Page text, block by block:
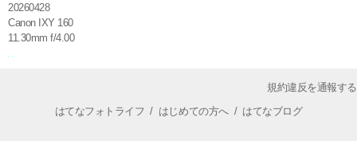
20260428
Canon IXY 160
11.30mm f/4.00
規約違反を通報する
はてなフォトライフ / はじめての方へ/ はてなブログ